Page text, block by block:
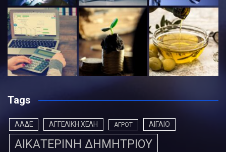
Tags
ΑΑΔΕ ΑΓΓΕΛΙΚΗ ΧΕΛΗ ΑΓΡΟΤ ΑΙΓΑΙΟ
ΑΙΚΑΤΕΡΙΝΗ ΔΗΜΗΤΡΙΟΥ